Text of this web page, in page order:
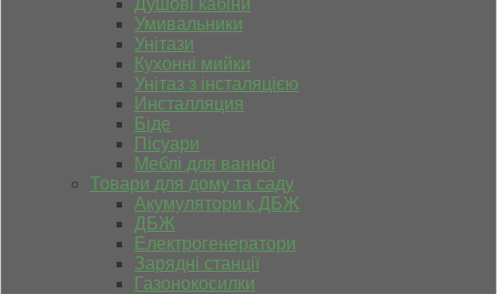
Душові кабіни
Умивальники
Унітази
Кухонні мийки
Унітаз з інсталяцією
Инсталляция
Біде
Пісуари
Меблі для ванної
Товари для дому та саду
Акумулятори к ДБЖ
ДБЖ
Електрогенератори
Зарядні станції
Газонокосилки